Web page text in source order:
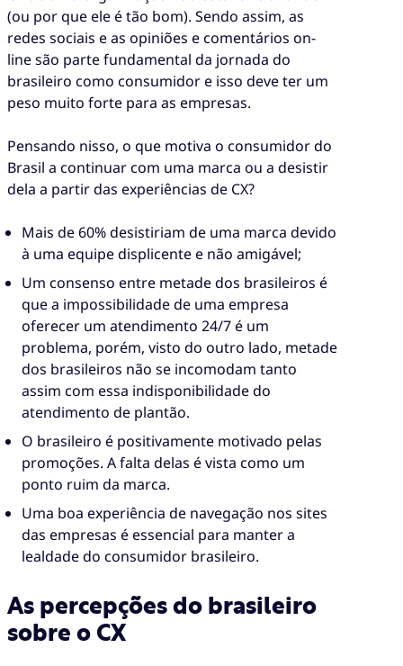
(ou por que ele é tão bom). Sendo assim, as
redes sociais e as opiniões e comentários on-
line são parte fundamental da jornada do
brasileiro como consumidor e isso deve ter um
peso muito forte para as empresas.
Pensando nisso, o que motiva o consumidor do
Brasil a continuar com uma marca ou a desistir
dela a partir das experiências de CX?
Mais de 60% desistiriam de uma marca devido
à uma equipe displicente e não amigável;
Um consenso entre metade dos brasileiros é
que a impossibilidade de uma empresa
oferecer um atendimento 24/7 é um
problema, porém, visto do outro lado, metade
dos brasileiros não se incomodam tanto
assim com essa indisponibilidade do
atendimento de plantão.
O brasileiro é positivamente motivado pelas
promoções. A falta delas é vista como um
ponto ruim da marca.
Uma boa experiência de navegação nos sites
das empresas é essencial para manter a
lealdade do consumidor brasileiro.
As percepções do brasileiro
sobre o CX